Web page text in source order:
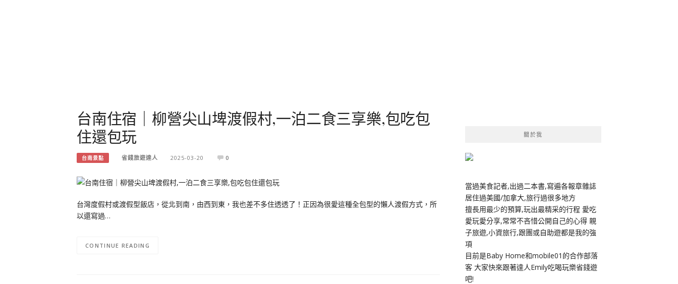
台南住宿｜柳營尖山埤渡假村,一泊二食三享樂,包吃包
住還包玩
台南景點 省錢旅遊達人 2025-03-20 0
台灣度假村或渡假型飯店，從北到南，由西到東，我也差不多住透透了！正因為很愛這種全包型的懶人渡假方式，所
以還寫過…
CONTINUE READING
關於我
當過美食記者,出過二本書,寫遍各報章雜誌
居住過美國/加拿大,旅行過很多地方
擅長用最少的預算,玩出最精采的行程 愛吃
愛玩愛分享,常常不吝惜公開自己的心得 親
子旅遊,小資旅行,跟團或自助遊都是我的強
項
目前是Baby Home和mobile01的合作部落
客 大家快來跟著達人Emily吃喝玩樂省錢遊
吧!